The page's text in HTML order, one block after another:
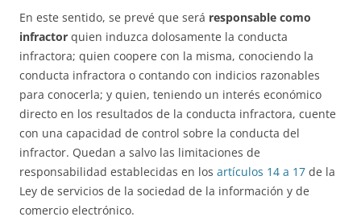
En este sentido, se prevé que será responsable como
infractor quien induzca dolosamente la conducta
infractora; quien coopere con la misma, conociendo la
conducta infractora o contando con indicios razonables
para conocerla; y quien, teniendo un interés económico
directo en los resultados de la conducta infractora, cuente
con una capacidad de control sobre la conducta del
infractor. Quedan a salvo las limitaciones de
responsabilidad establecidas en los artículos 14 a 17 de la
Ley de servicios de la sociedad de la información y de
comercio electrónico.